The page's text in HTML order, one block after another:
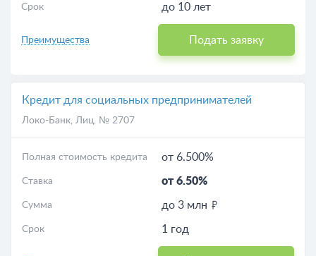
Срок до 10 лет
Преимущества Подать заявку
Кредит для социальных предпринимателей
Локо-Банк, Лиц. № 2707
Полная стоимость кредита от 6.500%
Ставка от 6.50%
Сумма до 3 млн
Срок 1 год